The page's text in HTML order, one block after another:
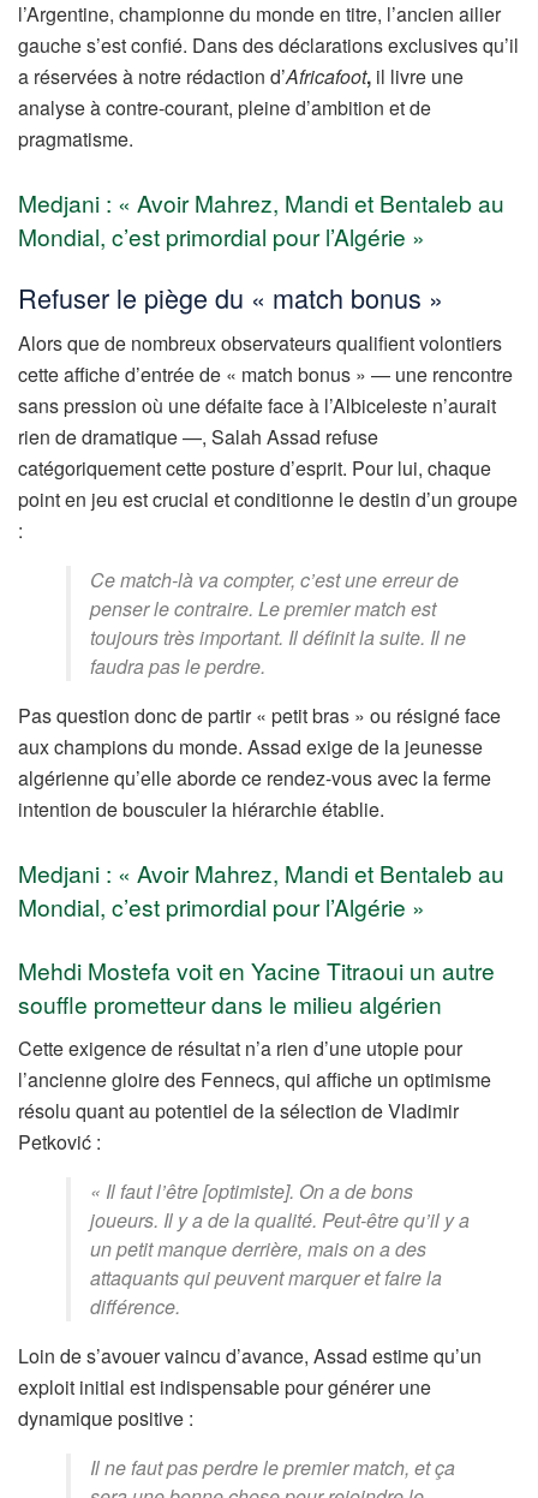
l’Argentine, championne du monde en titre, l’ancien ailier
gauche s’est confié. Dans des déclarations exclusives qu’il
a réservées à notre rédaction d’Africafoot, il livre une
analyse à contre-courant, pleine d’ambition et de
pragmatisme.
Medjani : « Avoir Mahrez, Mandi et Bentaleb au
Mondial, c’est primordial pour l’Algérie »
Refuser le piège du « match bonus »
Alors que de nombreux observateurs qualifient volontiers
cette affiche d’entrée de « match bonus » — une rencontre
sans pression où une défaite face à l’Albiceleste n’aurait
rien de dramatique —, Salah Assad refuse
catégoriquement cette posture d’esprit. Pour lui, chaque
point en jeu est crucial et conditionne le destin d’un groupe
:
Ce match-là va compter, c’est une erreur de
penser le contraire. Le premier match est
toujours très important. Il définit la suite. Il ne
faudra pas le perdre.
Pas question donc de partir « petit bras » ou résigné face
aux champions du monde. Assad exige de la jeunesse
algérienne qu’elle aborde ce rendez-vous avec la ferme
intention de bousculer la hiérarchie établie.
Medjani : « Avoir Mahrez, Mandi et Bentaleb au
Mondial, c’est primordial pour l’Algérie »
Mehdi Mostefa voit en Yacine Titraoui un autre
souffle prometteur dans le milieu algérien
Cette exigence de résultat n’a rien d’une utopie pour
l’ancienne gloire des Fennecs, qui affiche un optimisme
résolu quant au potentiel de la sélection de Vladimir
Petković :
« Il faut l’être [optimiste]. On a de bons
joueurs. Il y a de la qualité. Peut-être qu’il y a
un petit manque derrière, mais on a des
attaquants qui peuvent marquer et faire la
différence.
Loin de s’avouer vaincu d’avance, Assad estime qu’un
exploit initial est indispensable pour générer une
dynamique positive :
Il ne faut pas perdre le premier match, et ça